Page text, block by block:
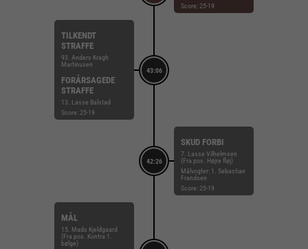
Score: 25-19
43:06
TILKENDT
STRAFFE
93. Anders Kragh
Martinusen
FORÅRSAGEDE
STRAFFE
13. Lasse Balstad
Score: 25-19
42:26
SKUD FORBI
7. Lasse Vilhelmsen
(Fra pos. Højre fløj)
Målvogter: 1. Sebastian
Frandsen
Score: 25-19
MÅL
15. Mads Kjeldgaard
(Fra pos. Kontra 1.
bølge)